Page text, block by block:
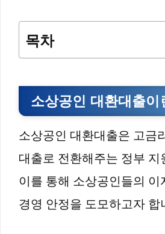
목차
소상공인 대환대출이
소상공인 대환대출은 고금
대출로 전환해주는 정부 지
이를 통해 소상공인들의
경영 안정을 도모하고자 합